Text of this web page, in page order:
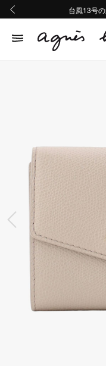
熊本地域地
台風13号
熊本地域地
前の画像